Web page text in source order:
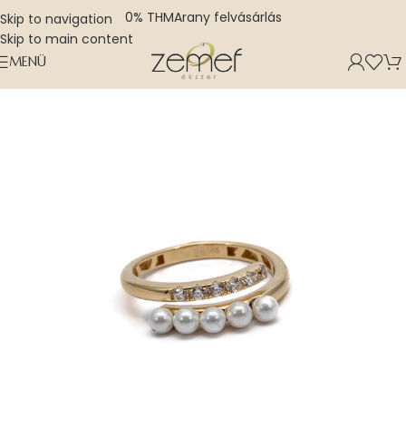
Skip to navigation
Skip to main content
0% THMArany felvásárlás
MENÜ